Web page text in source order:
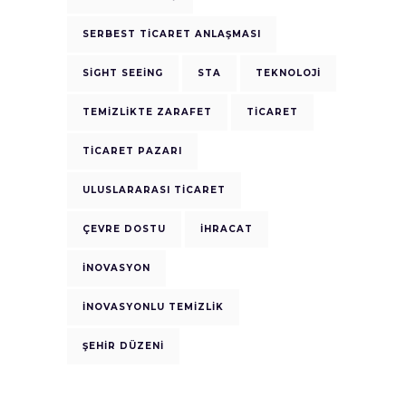
SERBEST TICARET ANLAŞMASI
SIGHT SEEING STA TEKNOLOJI
TEMIZLIKTE ZARAFET TICARET
TICARET PAZARI
ULUSLARARASI TICARET
ÇEVRE DOSTU İHRACAT
İNOVASYON
İNOVASYONLU TEMIZLIK
ŞEHIR DÜZENI